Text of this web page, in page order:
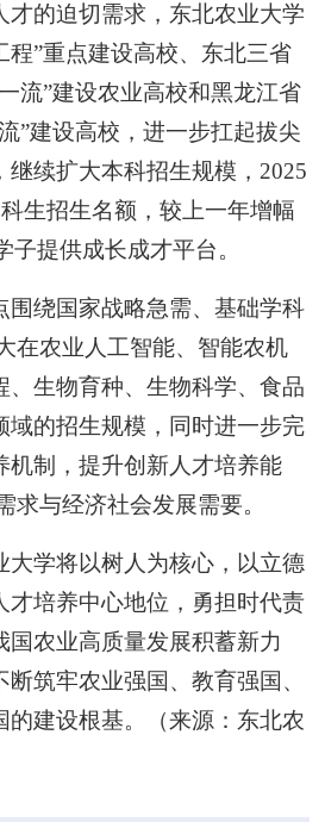
才的迫切需求，东北农业大学
程”重点建设高校、东北三省
流”建设农业高校和黑龙江省
”建设高校，进一步扛起拔尖
继续扩大本科招生规模，2025
生招生名额，较上一年增幅
子提供成长成才平台。
围绕国家战略急需、基础学科
在农业人工智能、智能农机
、生物育种、生物科学、食品
域的招生规模，同时进一步完
机制，提升创新人才培养能
求与经济社会发展需要。
大学将以树人为核心，以立德
才培养中心地位，勇担时代责
国农业高质量发展积蓄新力
筑牢农业强国、教育强国、
的建设根基。（来源：东北农